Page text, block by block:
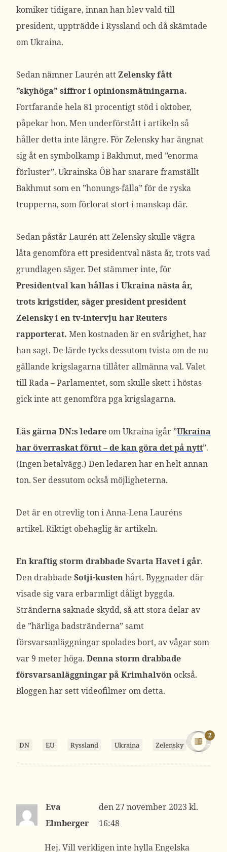
komiker tidigare, innan han blev vald till
president, uppträdde i Ryssland och då skämtade
om Ukraina.
Sedan nämner Laurén attZelensky fått
”skyhöga” siffror i opinionsmätningarna.
Fortfarande hela 81 procentigt stöd i oktober,
påpekar hon. Men underförstått i artikeln så
håller detta inte längre. För Zelensky har ängnat
sig åt en symbolkamp i Bakhmut, med ”enorma
förluster”. Ukrainska ÖB har snarare framställt
Bakhmut som en ”honungs-fälla” för de ryska
trupperna, som förlorat stort i manskap där.
Sedan påstår Laurén att Zelensky skulle vägra
låta genomföra ett presidentval nästa år, trots vad
grundlagen säger. Det stämmer inte, för
Presidentval kan hållas i Ukraina nästa år,
trots krigstider, säger president president
Zelensky i en tv-intervju har Reuters
rapporterat. Men kostnaden är en svårighet, har
han sagt. De lärde tycks dessutom tvista om de nu
gällande krigslagarna tillåter allmänna val. Valet
till Rada – Parlamentet, som skulle skett i höstas
gick inte att genomföra pga krigslagarna.
Läs gärna DN:s ledare om Ukraina igår ”Ukraina
har överraskat förut – de kan göra det på nytt”.
(Ingen betalvägg.) Den ledaren har en helt annan
ton. Ser dessutom också möjligheterna.
Det är en otrevlig ton i Anna-Lena Lauréns
artikel. Riktigt obehaglig är artikeln.
En kraftig storm drabbade Svarta Havet i går.
Den drabbade Sotji-kustenhårt. Byggnader där
visade sig vara erbarmligt dåligt byggda.
Stränderna saknade skydd, så att stora delar av
de ”härliga badstränderna” samt
försvarsanläggningar spolades bort, av vågar som
var 9 meter höga. Denna storm drabbade
försvarsanläggningar på Krimhalvön också.
Bloggen har sett videofilmer om detta.
DN EU Ryssland Ukraina Zelensky
2
Eva
Elmberger
27 november 2023 kl.
16:48
Hej. Vill verkligen inte hylla Engelska